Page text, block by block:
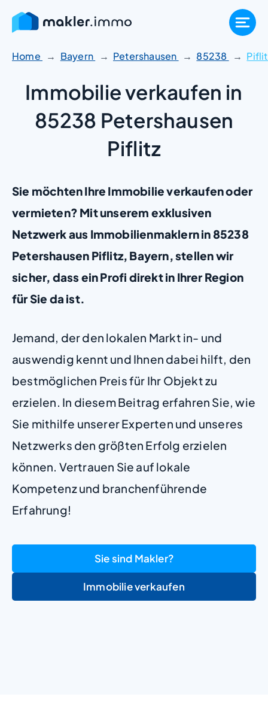
Zum
Inhalt
springen
Home Bayern Petershausen 85238
Immobilie verkaufen in
85238 Petershausen
Piflitz
Sie möchten Ihre Immobilie verkaufen oder
vermieten? Mit unserem exklusiven
Netzwerk aus Immobilienmaklern in 85238
Petershausen Piflitz, Bayern, stellen wir
sicher, dass ein Profi direkt in Ihrer Region
für Sie da ist.
Jemand, der den lokalen Markt in- und
auswendig kennt und Ihnen dabei hilft, den
bestmöglichen Preis für Ihr Objekt zu
erzielen. In diesem Beitrag erfahren Sie, wie
Sie mithilfe unserer Experten und unseres
Netzwerks den größten Erfolg erzielen
können. Vertrauen Sie auf lokale
Kompetenz und branchenführende
Erfahrung!
Sie sind Makler?
Immobilie verkaufen